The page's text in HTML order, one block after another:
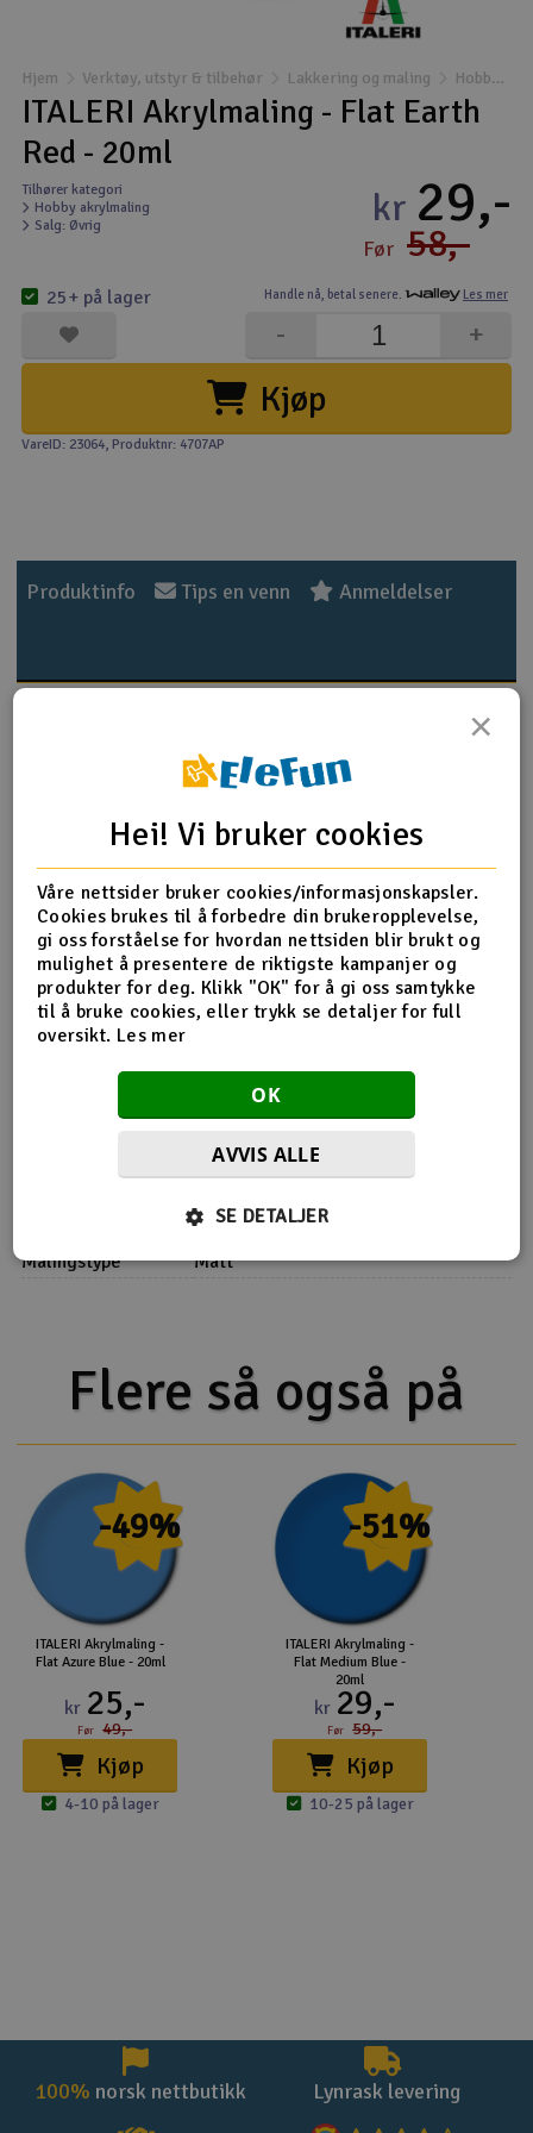
Droner
Droner for FPV
Fly
Helikopter
Kamerautstyr
Modellbygging, LEGO & byggesett
Modelljernbane
Outlet
Raketter
Smarthjem, lek & hobby
Solenergi
Sparkesykler & elkjøretøy
Verktøy, utstyr & tilbehør
Gavekort
Hjem Verktøy, utstyr & tilbehør Lakkering og maling Hobby akrylmaling
ITALERI Akrylmaling - Flat Earth
Red - 20ml
Tilhører kategori
Hobby akrylmaling
Salg: Øvrig
Handle nå, betal senere. Les mer
kr 29,-
Før 58,-
Kjøp
+
-
25+ på lager
VareID: 23064, Produktnr: 4707AP
Produktinfo Tips en venn Anmeldelser
Vannbasert akrylmaling er enkelt å bruke, og ideell for
både pensel og airbrush. Den er pålitelig og gir
kvalitetsresultater. Malingen er ikke giftig, ikke
brannfarlig, og uten skadelig avdampning. Flaskenes
doseringstut kan du bruke for å få ut en nøyaktig mengde,
eller du kan skru av hele toppen og dyppe penselen
direkte.
Det anbefales å riste beholderen godt før bruk.
Innhold
20ml
F.S.
30117
Fargenyansen kan avvike noe fra hva som vises avhengig av
dine skjerminnstillinger.
Brun
Malingstype
Matt
Flere så også på
-49%
ITALERI Akrylmaling -
Flat Azure Blue - 20ml
kr 25,-
Før 49,-
Kjøp
4-10 på lager
-51%
ITALERI Akrylmaling -
Flat Medium Blue -
20ml
kr 29,-
Før 59,-
Kjøp
10-25 på lager
100% norsk nettbutikk Lynrask levering
×
Hei! Vi bruker cookies
Våre nettsider bruker cookies/informasjonskapsler.
Cookies brukes til å forbedre din brukeropplevelse,
gi oss forståelse for hvordan nettsiden blir brukt og
mulighet å presentere de riktigste kampanjer og
produkter for deg. Klikk "OK" for å gi oss samtykke
til å bruke cookies, eller trykk se detaljer for full
oversikt. Les mer
OK
AVVIS ALLE
SE DETALJER